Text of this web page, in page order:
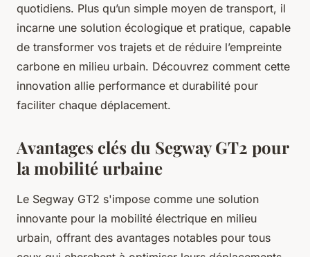
quotidiens. Plus qu’un simple moyen de transport, il
incarne une solution écologique et pratique, capable
de transformer vos trajets et de réduire l’empreinte
carbone en milieu urbain. Découvrez comment cette
innovation allie performance et durabilité pour
faciliter chaque déplacement.
Avantages clés du Segway GT2 pour
la mobilité urbaine
Le Segway GT2 s'impose comme une solution
innovante pour la mobilité électrique en milieu
urbain, offrant des avantages notables pour tous